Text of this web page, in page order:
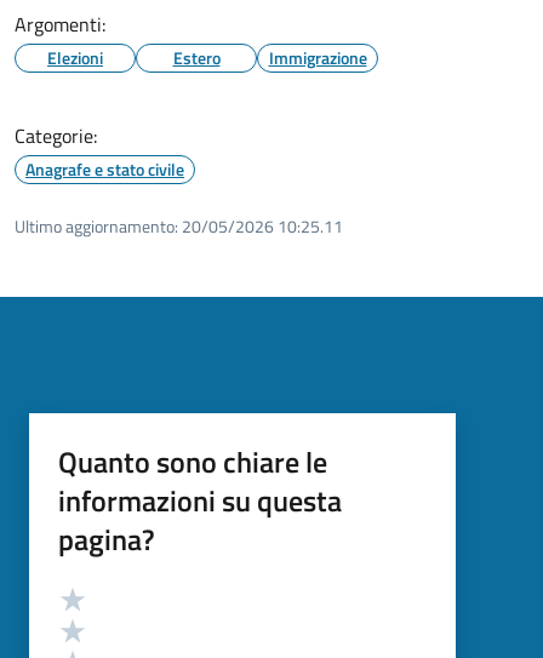
Argomenti:
Elezioni Estero Immigrazione
Categorie:
Anagrafe e stato civile
Ultimo aggiornamento: 20/05/2026 10:25.11
Quanto sono chiare le
informazioni su questa
pagina?
Valutazione